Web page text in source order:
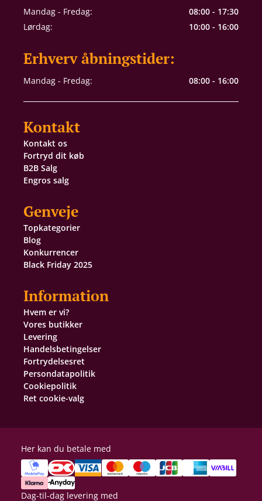
Mandag - Fredag:
08:00 - 17:30
Lørdag:
10:00 - 16:00
Erhverv åbningstider:
Mandag - Fredag: 08:00 - 16:00
Kontakt
Kontakt os
Fortryd dit køb
B2B Salg
Engros salg
Genveje
Topkategorier
Blog
Konkurrencer
Black Friday 2025
Information
Hvem er vi?
Vores butikker
Levering
Handelsbetingelser
Fortrydelsesret
Persondatapolitik
Cookiepolitik
Ret cookie-valg
Her kan du betale med
Dag-til-dag levering med